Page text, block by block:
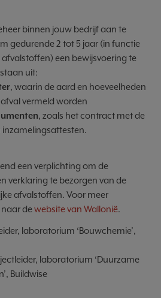
binnen jouw bedrijf aan te
gedurende 2 tot 5 jaar (in functie
een bewijsvoering te
uit:
, waarin de aard en hoeveelheden
vermeld worden
, zoals het contract met de
een verplichting om de
verklaring te bezorgen van de
afvalstoffen. Voor meer
dewebsite van Wallonië.
laboratorium ‘Bouwchemie’,
laboratorium ‘Duurzame
Buildwise